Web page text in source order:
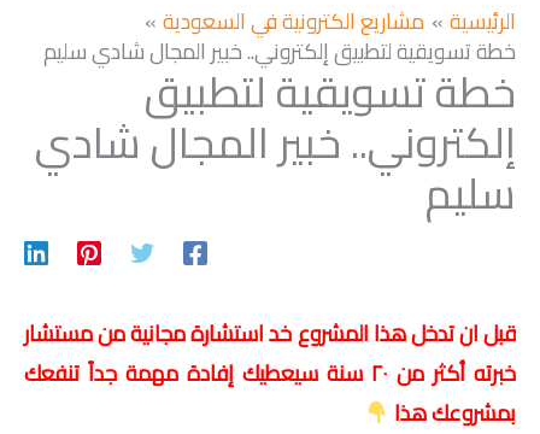
الرئيسية مشاريع الكترونية في السعودية
خطة تسويقية لتطبيق إلكتروني.. خبير المجال شادي سليم
خطة تسويقية لتطبيق
إلكتروني.. خبير المجال شادي
سليم
قبل ان تدخل هذا المشروع خد استشارة مجانية من مستشار
خبرته أكثر من ٢٠ سنة سيعطيك إفادة مهمة جداً تنفعك
بمشروعك هذا